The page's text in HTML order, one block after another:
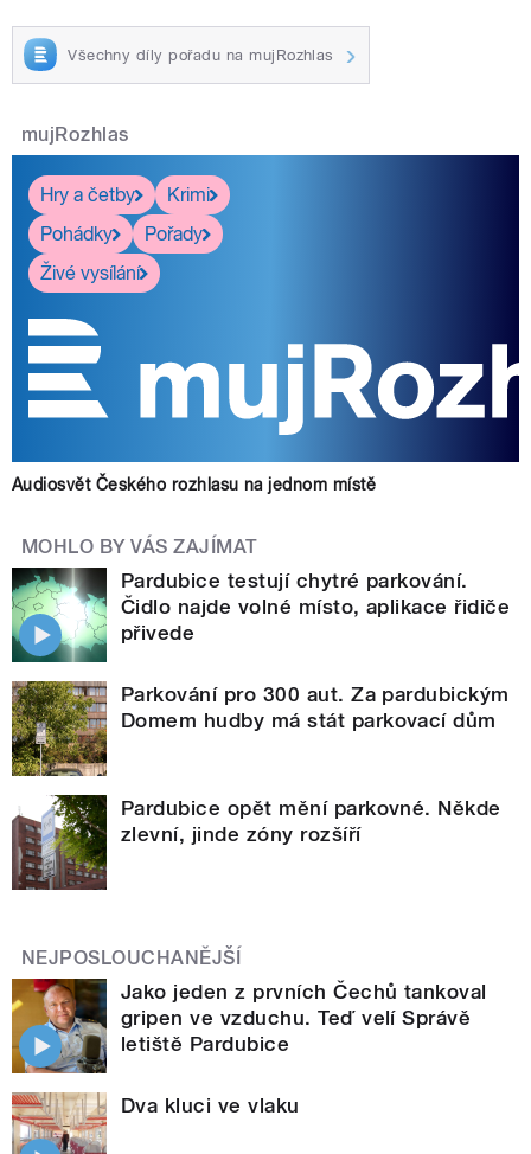
Všechny díly pořadu na mujRozhlas
mujRozhlas
Hry a četby
Krimi
Pohádky
Pořady
Živé vysílání
Audiosvět Českého rozhlasu na jednom místě
MOHLO BY VÁS ZAJÍMAT
Pardubice testují chytré parkování.
Čidlo najde volné místo, aplikace řidiče
přivede
Parkování pro 300 aut. Za pardubickým
Domem hudby má stát parkovací dům
Pardubice opět mění parkovné. Někde
zlevní, jinde zóny rozšíří
NEJPOSLOUCHANĚJŠÍ
Jako jeden z prvních Čechů tankoval
gripen ve vzduchu. Teď velí Správě
letiště Pardubice
Dva kluci ve vlaku